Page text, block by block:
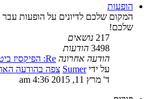
הופעות
המקום שלכם לדיונים על הופעות עבר
שלכם!
217 נושאים
3498 הודעות
הודעה אחרונה Re: הפיקסיז ביטלו את ההופעה ש…
על ידיSumer צפה בהודעה
ד' מרץ 11, 2015 4:36 am